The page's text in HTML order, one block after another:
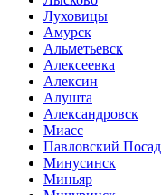
Луховицы
Амурск
Альметьевск
Алексеевка
Алексин
Алушта
Александровск
Миасс
Павловский Посад
Минусинск
Миньяр